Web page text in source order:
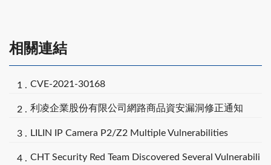
相關連結
CVE-2021-30168
利凌企業股份有限公司網路商品資安漏洞修正通知
LILIN IP Camera P2/Z2 Multiple Vulnerabilities
CHT Security Red Team Discovered Several Vulnerabili